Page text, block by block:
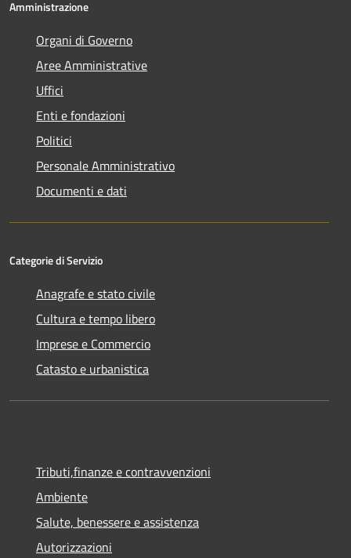
Amministrazione
Organi di Governo
Aree Amministrative
Uffici
Enti e fondazioni
Politici
Personale Amministrativo
Documenti e dati
Categorie di Servizio
Anagrafe e stato civile
Cultura e tempo libero
Imprese e Commercio
Catasto e urbanistica
Tributi,finanze e contravvenzioni
Ambiente
Salute, benessere e assistenza
Autorizzazioni